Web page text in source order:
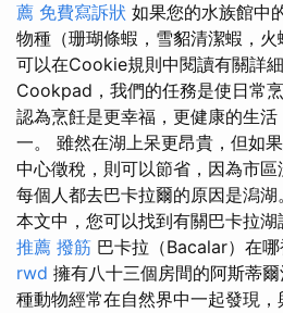
薦 免費寫訴狀 如果您的水族館中
物種（珊瑚條蝦，雪貂清潔蝦，
可以在Cookie規則中閱讀有關詳
Cookpad，我們的任務是使日常
認為烹飪是更幸福，更健康的生
一。 雖然在湖上呆更昂貴，但如
中心徵稅，則可以節省，因為市
每個人都去巴卡拉爾的原因是潟湖
本文中，您可以找到有關巴卡拉湖
推薦 撥筋 巴卡拉（Bacalar）在
rwd 擁有八十三個房間的阿斯蒂
種動物經常在自然界中一起發現